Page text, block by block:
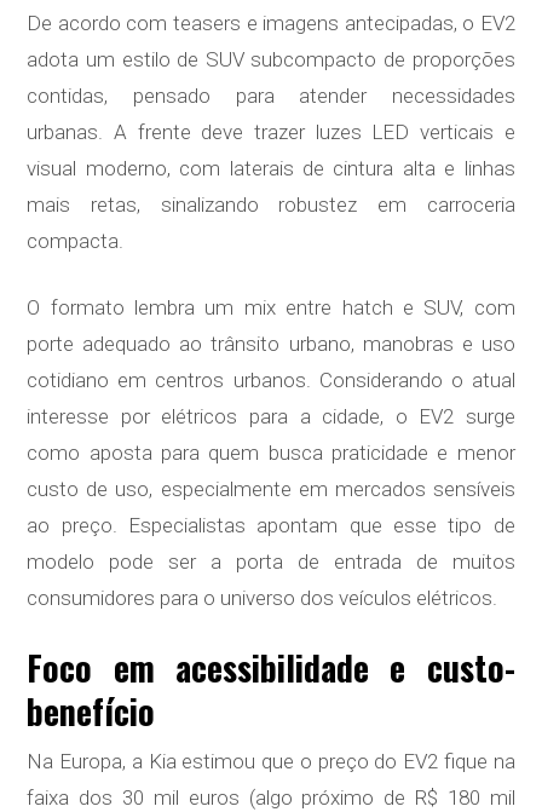
De acordo com teasers e imagens antecipadas, o EV2
adota um estilo de SUV subcompacto de proporções
contidas, pensado para atender necessidades
urbanas. A frente deve trazer luzes LED verticais e
visual moderno, com laterais de cintura alta e linhas
mais retas, sinalizando robustez em carroceria
compacta.
O formato lembra um mix entre hatch e SUV, com
porte adequado ao trânsito urbano, manobras e uso
cotidiano em centros urbanos. Considerando o atual
interesse por elétricos para a cidade, o EV2 surge
como aposta para quem busca praticidade e menor
custo de uso, especialmente em mercados sensíveis
ao preço. Especialistas apontam que esse tipo de
modelo pode ser a porta de entrada de muitos
consumidores para o universo dos veículos elétricos.
Foco em acessibilidade e custo-
benefício
Na Europa, a Kia estimou que o preço do EV2 fique na
faixa dos 30 mil euros (algo próximo de R$ 180 mil